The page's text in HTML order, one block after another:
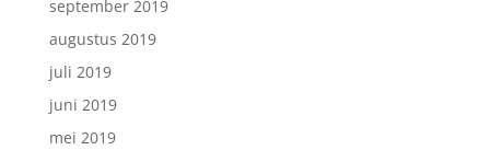
september 2019
augustus 2019
juli 2019
juni 2019
mei 2019